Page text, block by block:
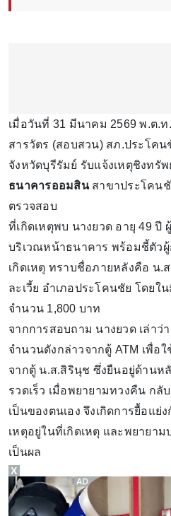
เมื่อวันที่ 31 มีนาคม 2569 พ.ต.
สารวัตร (สอบสวน) สภ.ประโคน
จังหวัดบุรีรัมย์ รับแจ้งเหตุชิงทรั
ธนาคารออมสินสาขาประโคนชั
ตรวจสอบ
ที่เกิดเหตุพบ นางยวด อายุ 49 ปี
บริเวณหน้าธนาคาร พร้อมชี้ตัวผู้
เกิดเหตุ ทราบชื่อภายหลังคือ น.
ละเวี้ย อำเภอประโคนชัย โดยใ
จำนวน 1,800 บาท
จากการสอบถาม นางยวด เล่าว่
จำนวนดังกล่าวจากตู้ ATM เพื่อ
จากตู้ น.ส.สิรินุช ซึ่งยืนอยู่ด้านห
รวดเร็ว เมื่อพยายามทวงคืน กลั
เป็นของตนเอง จึงเกิดการยื้อแ
เหตุอยู่ในที่เกิดเหตุ และพยายา
เป็นผล
X